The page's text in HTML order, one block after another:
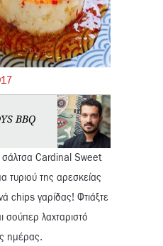
BBQ
σάλτσα Cardinal Sweet
τυριού της αρεσκείας
chips γαρίδας! Φτιάξτε
σούπερ λαχταριστό
ημέρας.